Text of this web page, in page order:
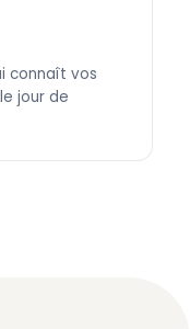
connaît vos
jour de